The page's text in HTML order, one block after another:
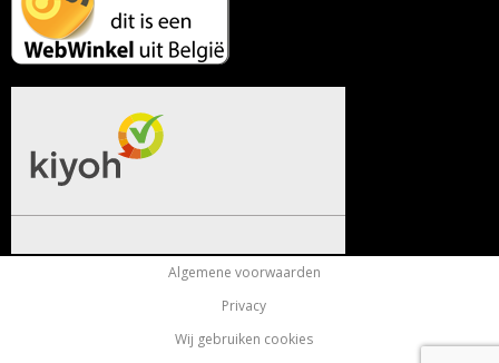
Algemene voorwaarden
Privacy
Wij gebruiken cookies